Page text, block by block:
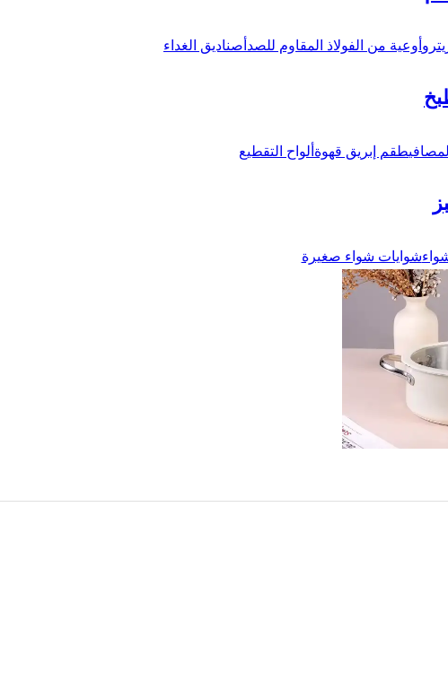
أوعية من الفولاذ المقاوم للصدأ صناديق الغداء
طقم إبريق قهوة ألواح التقطيع
شوايات شواء صغيرة